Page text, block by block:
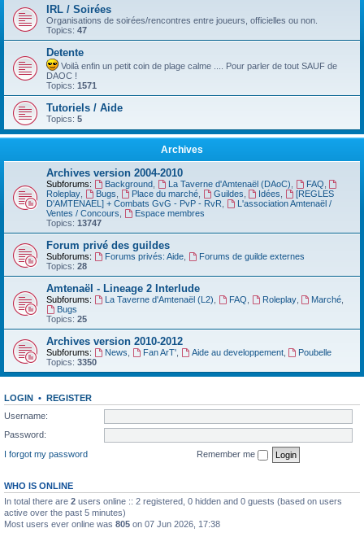
IRL / Soirées
Organisations de soirées/rencontres entre joueurs, officielles ou non.
Topics: 47
Detente
Voilà enfin un petit coin de plage calme .... Pour parler de tout SAUF de
DAOC !
Topics: 1571
Tutoriels / Aide
Topics: 5
Archives
Archives version 2004-2010
Subforums: Background, La Taverne d'Amtenaël (DAoC) FAQ
Roleplay
Bugs Place du marché, Guildes Idées
[REGLES
D'AMTENAEL] + Combats GvG - PvP - RvR
L'association Amtenaël /
Ventes / Concours
Espace membres
Topics: 13747
Forum privé des guildes
Subforums: Forums privés: Aide,
Forums de guilde externes
Topics: 28
Amtenaël - Lineage 2 Interlude
Subforums: La Taverne d'Amtenaël (L2) FAQ Roleplay, Marché
Bugs
Topics: 25
Archives version 2010-2012
Subforums: News Fan ArT', Aide au developpement,
Poubelle
Topics: 3350
LOGIN • REGISTER
Username:
Password:
I forgot my password
Remember me
WHO IS ONLINE
In total there are 2 users online :: 2 registered, 0 hidden and 0 guests (based on users
active over the past 5 minutes)
Most users ever online was 805 on 07 Jun 2026, 17:38